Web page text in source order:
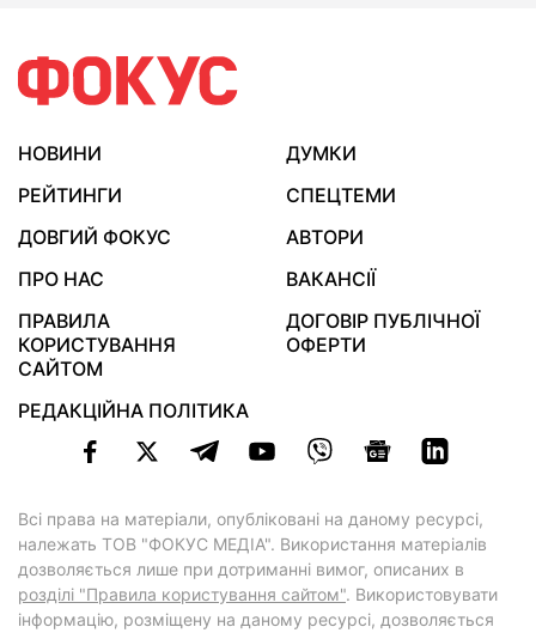
НОВИНИ
ДУМКИ
РЕЙТИНГИ
СПЕЦТЕМИ
ДОВГИЙ ФОКУС
АВТОРИ
ПРО НАС
ВАКАНСІЇ
ПРАВИЛА
КОРИСТУВАННЯ
САЙТОМ
ДОГОВІР ПУБЛІЧНОЇ
ОФЕРТИ
РЕДАКЦІЙНА ПОЛІТИКА
Всі права на матеріали, опубліковані на даному ресурсі,
належать ТОВ "ФОКУС МЕДІА". Використання матеріалів
дозволяється лише при дотриманні вимог, описаних в
розділі "Правила користування сайтом". Використовувати
інформацію, розміщену на даному ресурсі, дозволяється